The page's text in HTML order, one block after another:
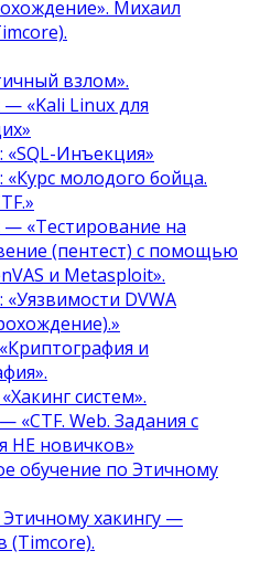
Михаил
взлом».
«Kali Linux для
«SQL-Инъекция»
«Курс молодого бойца.
— «Тестирование на
(пентест) с помощью
и Metasploit».
«Уязвимости DVWA
и
систем».
«CTF. Web. Задания с
НЕ новичков»
обучение по Этичному
хакингу —
(Timcore).